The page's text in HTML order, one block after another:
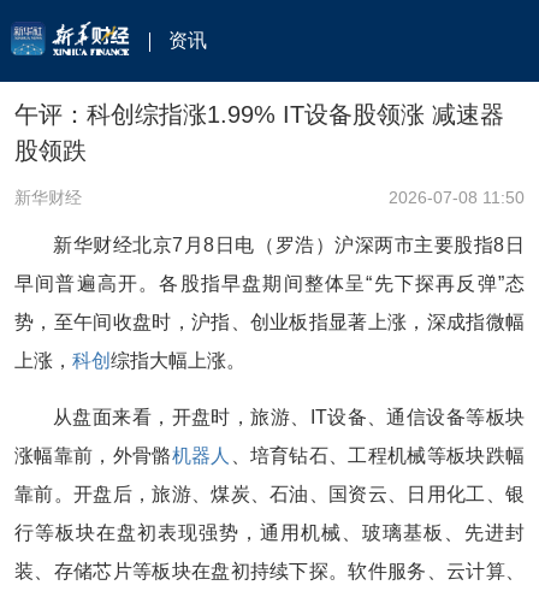
资讯
午评：科创综指涨1.99% IT设备股领涨 减速器
股领跌
新华财经 2026-07-08 11:50
新华财经北京7月8日电（罗浩）沪深两市主要股指8日
早间普遍高开。各股指早盘期间整体呈“先下探再反弹”态
势，至午间收盘时，沪指、创业板指显著上涨，深成指微幅
上涨， 科创 综指大幅上涨。
从盘面来看，开盘时，旅游、IT设备、通信设备等板块
涨幅靠前，外骨骼机器人
、培育钻石、工程机械等板块跌幅
靠前。开盘后，旅游、煤炭、石油、国资云、日用化工、银
行等板块在盘初表现强势，通用机械、玻璃基板、先进封
装、存储芯片等板块在盘初持续下探。软件服务、云计算、